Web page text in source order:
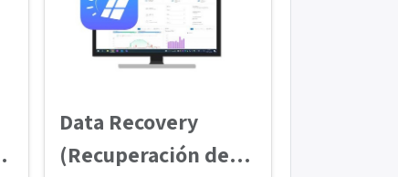
Data Recovery
(Recuperación de